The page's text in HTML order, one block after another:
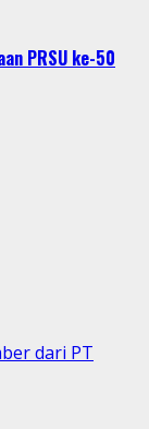
PRSU ke-50
dari PT